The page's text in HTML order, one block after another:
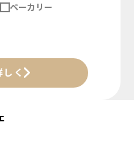
ベーカリー
しく